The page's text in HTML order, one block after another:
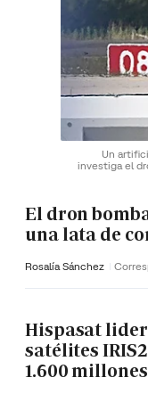
Un
investiga el
El dron
una lata de
Rosalía Sánchez
Hispasat
satélites
1.600